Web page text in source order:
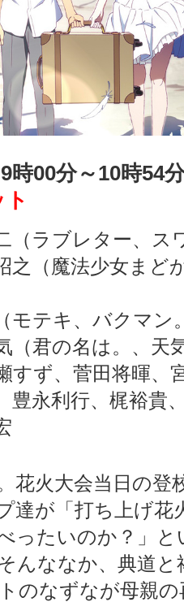
9時00分～10時
（ラブレター、ス
之（魔法少女まど
モテキ、バクマ
（君の名は。、天
すず、菅田将暉、
豊永利行、梶裕貴
花火大会当日の登
達が「打ち上げ花
ったいのか？」
んななか、典道
のなずなが母親